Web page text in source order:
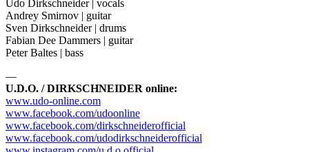
Udo Dirkschneider | vocals
Andrey Smirnov | guitar
Sven Dirkschneider | drums
Fabian Dee Dammers | guitar
Peter Baltes | bass
—
U.D.O. / DIRKSCHNEIDER online:
www.udo-online.com
www.facebook.com/udoonline
www.facebook.com/dirkschneiderofficial
www.facebook.com/udodirkschneiderofficial